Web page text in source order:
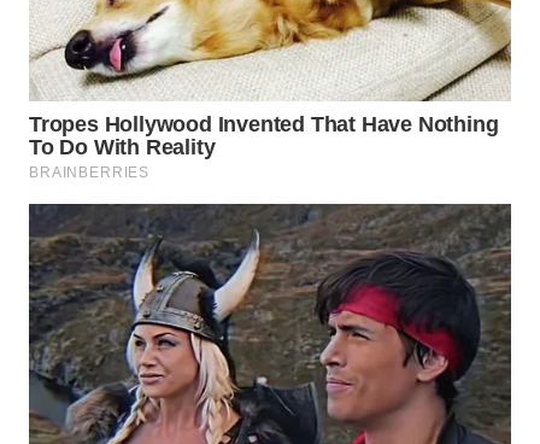
WN
PADANG
LAWAS
WN
WN
CIANJUR
WN
KEPULAUAN
SERIBU